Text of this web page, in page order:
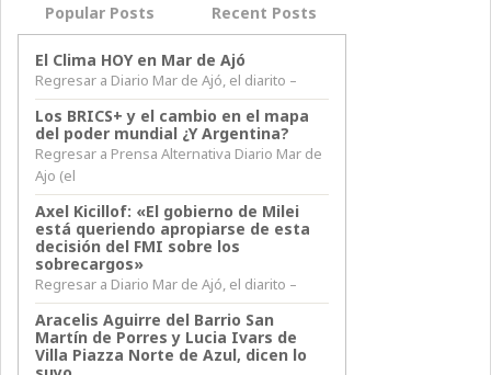
Popular Posts Recent Posts
El Clima HOY en Mar de Ajó
Regresar a Diario Mar de Ajó, el diarito –
Los BRICS+ y el cambio en el mapa
del poder mundial ¿Y Argentina?
Regresar a Prensa Alternativa Diario Mar de
Ajo (el
Axel Kicillof: «El gobierno de Milei
está queriendo apropiarse de esta
decisión del FMI sobre los
sobrecargos»
Regresar a Diario Mar de Ajó, el diarito –
Aracelis Aguirre del Barrio San
Martín de Porres y Lucia Ivars de
Villa Piazza Norte de Azul, dicen lo